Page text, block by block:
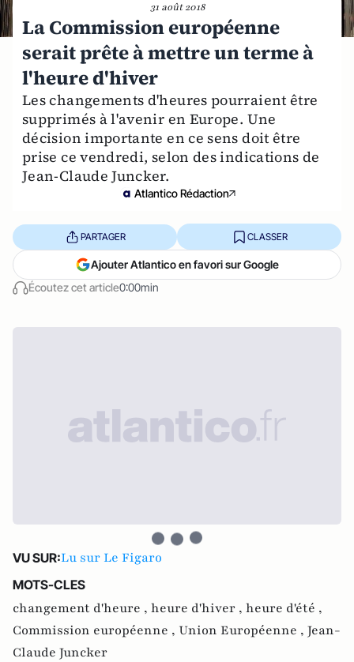
31 août 2018
La Commission européenne
serait prête à mettre un terme à
l'heure d'hiver
Les changements d'heures pourraient être
supprimés à l'avenir en Europe. Une
décision importante en ce sens doit être
prise ce vendredi, selon des indications de
Jean-Claude Juncker.
Atlantico Rédaction
Écoutez cet article0:00min
PARTAGER CLASSER
Ajouter Atlantico en favori sur Google
VU SUR:Lu sur Le Figaro
MOTS-CLES
changement d'heure , heure d'hiver , heure d'été ,
Commission européenne , Union Européenne , Jean-
Claude Juncker